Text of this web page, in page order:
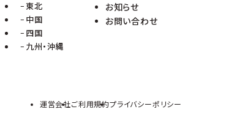
東北
中国
四国
九州・沖縄
お知らせ
お問い合わせ
運営会社ご利用規約プライバシーポリシー